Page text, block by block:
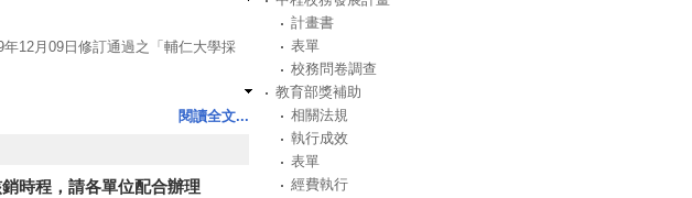
計畫書
表單
校務問卷調查
教育部獎補助
相關法規
執行成效
表單
經費執行
12月09日修訂通過之「輔仁大學採
規定期限內前3個月完成採購程序…」
前，將請購單送至研發處校發中
業辦法為主。
閱讀全文...
時程，請各單位配合辦理